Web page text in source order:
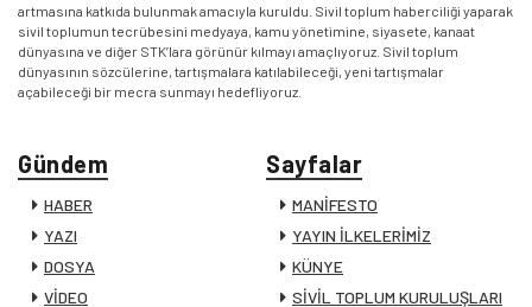
artmasına katkıda bulunmak amacıyla kuruldu. Sivil toplum haberciliği yaparak
sivil toplumun tecrübesini medyaya, kamu yönetimine, siyasete, kanaat
dünyasına ve diğer STK’lara görünür kılmayı amaçlıyoruz. Sivil toplum
dünyasının sözcülerine, tartışmalara katılabileceği, yeni tartışmalar
açabileceği bir mecra sunmayı hedefliyoruz.
Gündem
HABER
YAZI
DOSYA
VİDEO
Sayfalar
MANİFESTO
YAYIN İLKELERİMİZ
KÜNYE
SİVİL TOPLUM KURULUŞLARI